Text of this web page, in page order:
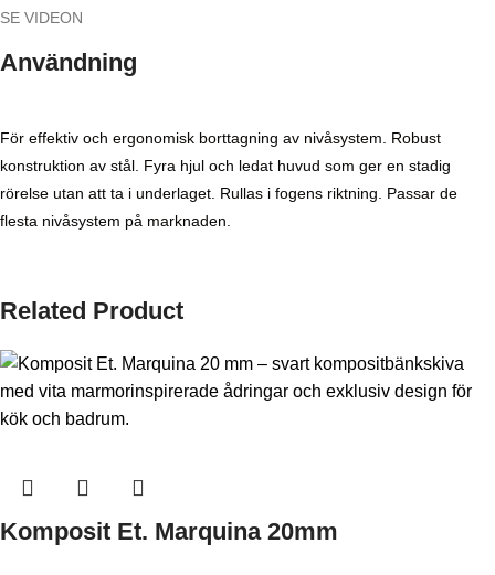
SE VIDEON
Användning
För effektiv och ergonomisk borttagning av nivåsystem. Robust
konstruktion av stål. Fyra hjul och ledat huvud som ger en stadig
rörelse utan att ta i underlaget. Rullas i fogens riktning. Passar de
flesta nivåsystem på marknaden.
Related Product
Komposit Et. Marquina 20mm